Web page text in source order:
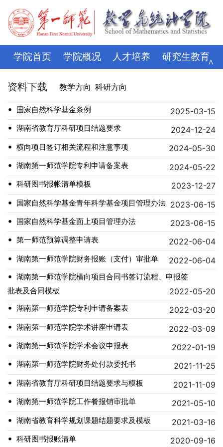
学院首页 学院概况 人才培养 研究生教育
学科科研 师资队伍 招生就业
学生管理 评建专栏 资料下载 学校主页
∧
资料下载 教学方向 科研方向
• 国家自然科学基金条例 2025-03-15
• 湖南省教育厅科研项目结题要求 2024-12-24
• 横向项目签订相关流程和注意事项 2024-05-30
• 湖南第一师范学院专利申请备案表 2024-05-22
• 科研图书报帐清单模板 2023-12-27
• 国家自然科学基金青年科学基金项目管理办法 2023-06-15
• 国家自然科学基金面上项目管理办法 2023-06-15
• 第一师范预算调整申请表 2022-06-04
• 湖南第一师范学院财务报账（支付）审批单 2022-06-04
• 湖南第一师范学院横向项目合同书签订流程、申报签
批表及合同模板
2022-05-20
• 湖南第一师范学院专利申请备案表 2022-03-20
• 湖南第一师范学院学术讲座申请表 2022-03-09
• 湖南第一师范学院学术会议申报表 2022-01-19
• 湖南第一师范学院财务处付款委托书 2021-11-25
• 湖南省教育厅科研项目结题要求与模板 2021-11-09
• 湖南第一师范学院工作餐报销审批单 2021-05-10
• 湖南省教育科学规划课题结题要求及模板 2021-03-16
• 科研图书报账清单 2020-09-16